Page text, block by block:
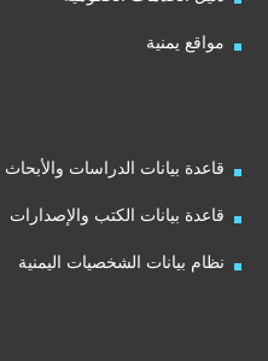
مواقع يمنية
قاعدة بيانات الدراسات والأبحاث
قاعدة بيانات الكتب والإصدارات
نظام بيانات الشخصيات اليمنية